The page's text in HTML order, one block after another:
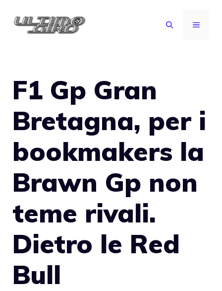
MENU
F1 Gp Gran
Bretagna, per i
bookmakers la
Brawn Gp non
teme rivali.
Dietro le Red
Bull